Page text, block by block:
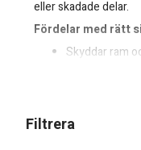
eller skadade delar.
Fördelar med rätt
Skyddar ram
Filtrera